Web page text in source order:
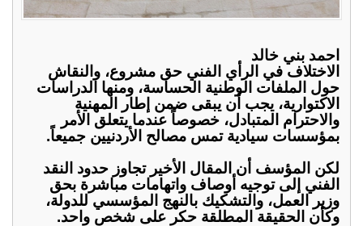
احمد بني خالد
الاختلاف في الرأي الفني حق مشروع، والنقاش
حول الملفات الوطنية الحساسة، ومنها الدراسات
الاكتوارية، يجب أن يبقى ضمن إطار المهنية
والاحترام المتبادل، خصوصاً عندما يتعلق الأمر
بمؤسسات سيادية تمس مصالح الأردنيين جميعاً.
لكن المؤسف أن المقال الأخير تجاوز حدود النقد
الفني إلى توجيه أوصاف واتهامات مباشرة بحق
وزير العمل، والتشكيك بالنهج المؤسسي للدولة،
وكأن الحقيقة المطلقة حكر على شخص واحد.